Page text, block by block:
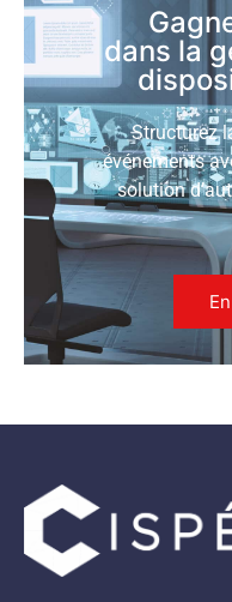
dans la
Structurez
événements
solution